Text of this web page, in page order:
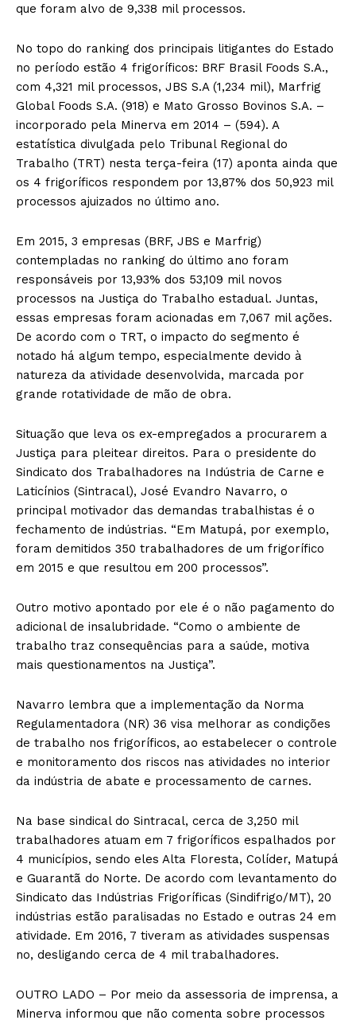
que foram alvo de 9,338 mil processos.
No topo do ranking dos principais litigantes do Estado
no período estão 4 frigoríficos: BRF Brasil Foods S.A.,
com 4,321 mil processos, JBS S.A (1,234 mil), Marfrig
Global Foods S.A. (918) e Mato Grosso Bovinos S.A. –
incorporado pela Minerva em 2014 – (594). A
estatística divulgada pelo Tribunal Regional do
Trabalho (TRT) nesta terça-feira (17) aponta ainda que
os 4 frigoríficos respondem por 13,87% dos 50,923 mil
processos ajuizados no último ano.
Em 2015, 3 empresas (BRF, JBS e Marfrig)
contempladas no ranking do último ano foram
responsáveis por 13,93% dos 53,109 mil novos
processos na Justiça do Trabalho estadual. Juntas,
essas empresas foram acionadas em 7,067 mil ações.
De acordo com o TRT, o impacto do segmento é
notado há algum tempo, especialmente devido à
natureza da atividade desenvolvida, marcada por
grande rotatividade de mão de obra.
Situação que leva os ex-empregados a procurarem a
Justiça para pleitear direitos. Para o presidente do
Sindicato dos Trabalhadores na Indústria de Carne e
Laticínios (Sintracal), José Evandro Navarro, o
principal motivador das demandas trabalhistas é o
fechamento de indústrias. “Em Matupá, por exemplo,
foram demitidos 350 trabalhadores de um frigorífico
em 2015 e que resultou em 200 processos”.
Outro motivo apontado por ele é o não pagamento do
adicional de insalubridade. “Como o ambiente de
trabalho traz consequências para a saúde, motiva
mais questionamentos na Justiça”.
Navarro lembra que a implementação da Norma
Regulamentadora (NR) 36 visa melhorar as condições
de trabalho nos frigoríficos, ao estabelecer o controle
e monitoramento dos riscos nas atividades no interior
da indústria de abate e processamento de carnes.
Na base sindical do Sintracal, cerca de 3,250 mil
trabalhadores atuam em 7 frigoríficos espalhados por
4 municípios, sendo eles Alta Floresta, Colíder, Matupá
e Guarantã do Norte. De acordo com levantamento do
Sindicato das Indústrias Frigoríficas (Sindifrigo/MT), 20
indústrias estão paralisadas no Estado e outras 24 em
atividade. Em 2016, 7 tiveram as atividades suspensas
no, desligando cerca de 4 mil trabalhadores.
OUTRO LADO – Por meio da assessoria de imprensa, a
Minerva informou que não comenta sobre processos